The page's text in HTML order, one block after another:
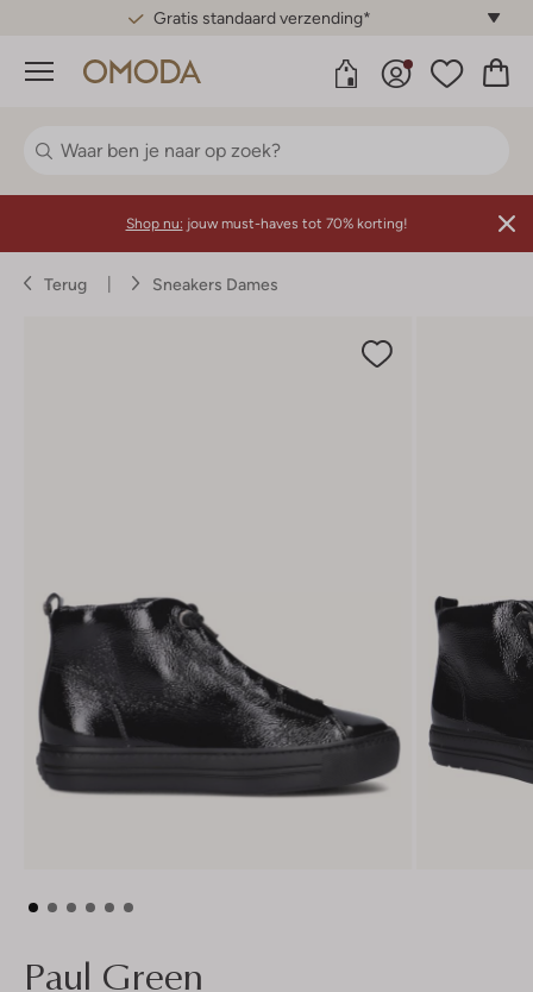
Gratis standaard verzending*
Menu
Shop nu: jouw must-haves tot 70% korting!
Terug Sneakers Dames
Paul Green